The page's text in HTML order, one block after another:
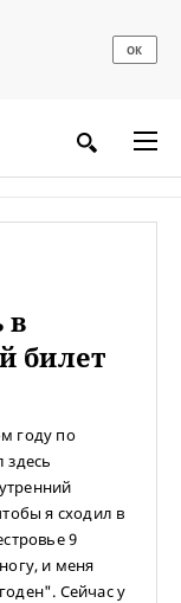
ОК
в
билет
году по
здесь
я сходил в
9
и меня
Сейчас у